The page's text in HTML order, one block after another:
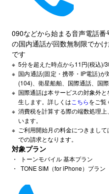
090などから始まる音声電話
の国内通話が回数無制限でか
です
※ 5分を超えた時点から11円(税込)/
※ 国内通話(固定・携帯・IP電話)
(104)、衛星船舶、国際通話、国
※ 国際通話は本サービスの対象外
生します。詳しくは こちらをご覧
※ 消費税を計算する際の端数処理
います。
※ ご利用開始月の料金につきまし
での請求となります。
対象プラン
・
トーンモバイル 基本プラン
・
TONE SIM（for iPhone）プラン